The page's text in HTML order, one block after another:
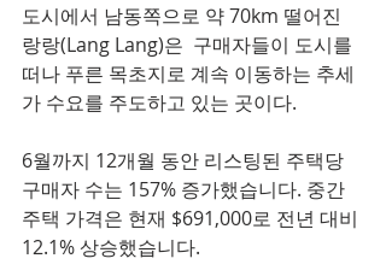
도시에서 남동쪽으로 약 70km 떨어진
랑랑(Lang Lang)은  구매자들이 도시를
떠나 푸른 목초지로 계속 이동하는 추세
가 수요를 주도하고 있는 곳이다.
6월까지 12개월 동안 리스팅된 주택당
구매자 수는 157% 증가했습니다. 중간
주택 가격은 현재 $691,000로 전년 대비
12.1% 상승했습니다.